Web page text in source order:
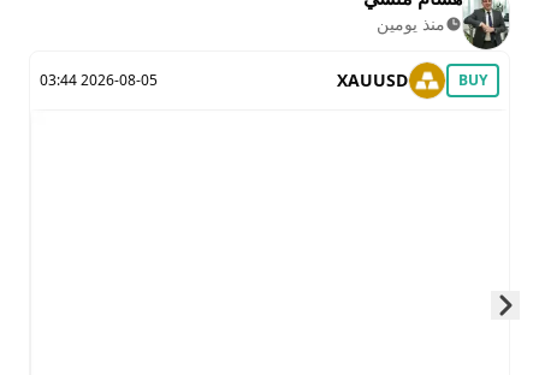
منذ يومين
BUY
XAUUSD
2026-08-05 03:44